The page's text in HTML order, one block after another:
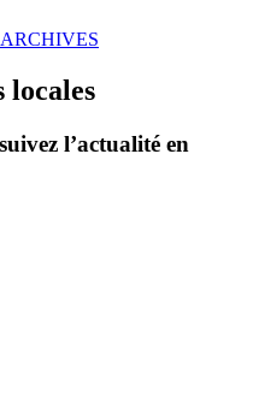
locales
l’actualité en